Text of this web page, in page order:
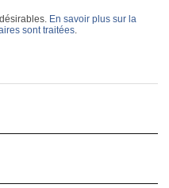
En savoir plus sur la
sont traitées